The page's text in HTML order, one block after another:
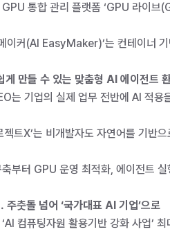
통합 관리 플랫폼 ‘GPU 라이브
이커(AI EasyMaker)’는 컨테이너
만들 수 있는 맞춤형 AI 에이전트
는 기업의 실제 업무 전반에 AI 적
젝트X’는 비개발자도 자연어를 기
부터 GPU 운영 최적화, 에이전트
춧돌 넘어 ‘국가대표 AI 기업’으로
컴퓨팅자원 활용기반 강화 사업’